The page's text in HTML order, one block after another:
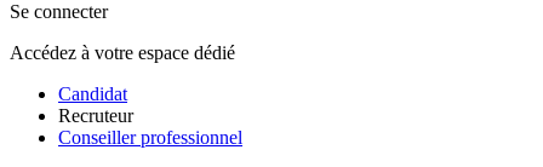
Se connecter
Accédez à votre espace dédié
Candidat
Recruteur
Conseiller professionnel